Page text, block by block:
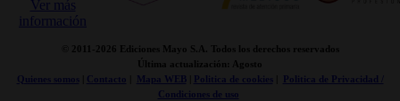
© 2011- 2026 Ediciones Mayo S.A. Todos los derechos reservados
Última actualización: Agosto
Quienes somos| Contacto Mapa WEB| Politica de cookies|
Politica de Privacidad /
Condiciones de uso